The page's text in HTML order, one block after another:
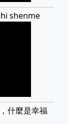
shenme
什麼是幸福